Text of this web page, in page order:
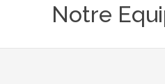
Notre